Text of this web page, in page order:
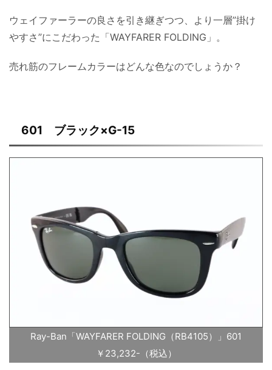
ウェイファーラーの良さを引き継ぎつつ、より一層”掛け
やすさ”にこだわった「WAYFARER FOLDING」。
売れ筋のフレームカラーはどんな色なのでしょうか？
601 ブラック×G-15
Ray-Ban「WAYFARER FOLDING（RB4105）」601
￥23,232-（税込）